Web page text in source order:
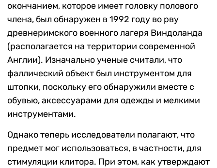
окончанием, которое имеет головку полового
члена, был обнаружен в 1992 году во рву
древнеримского военного лагеря Виндоланда
(располагается на территории современной
Англии). Изначально ученые считали, что
фаллический объект был инструментом для
штопки, поскольку его обнаружили вместе с
обувью, аксессуарами для одежды и мелкими
инструментами.
Однако теперь исследователи полагают, что
предмет мог использоваться, в частности, для
стимуляции клитора. При этом, как утверждают